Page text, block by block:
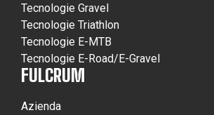
Tecnologie Gravel
Tecnologie Triathlon
Tecnologie E-MTB
Tecnologie E-Road/E-Gravel
FULCRUM
Azienda